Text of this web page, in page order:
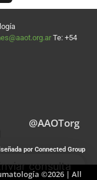
Te: +54
@AAOTorg
por Connected Group
©2026 | All
consulta